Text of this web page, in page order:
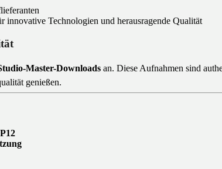
innovative Technologien und herausragende Qualität
Master-Downloads an. Diese Aufnahmen sind
genießen.